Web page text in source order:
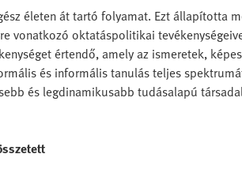
életen át tartó folyamat. Ezt állapította
vonatkozó oktatáspolitikai
értendő, amely az ismeretek,
és informális tanulás teljes
és legdinamikusabb tudásalapú